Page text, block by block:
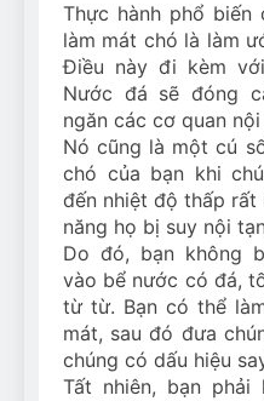
Thực hành phổ biến
làm mát chó là làm
Điều này đi kèm
Nước đá sẽ đóng
ngăn các cơ quan
Nó cũng là một cú
chó của bạn khi
đến nhiệt độ thấp rất
năng họ bị suy nội
Do đó, bạn không
vào bể nước có đá,
từ từ. Bạn có thể
mát, sau đó đưa
chúng có dấu hiệu
Tất nhiên, bạn